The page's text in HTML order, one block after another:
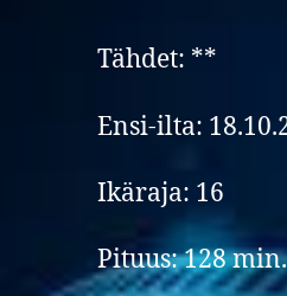
Tähdet: **
Ensi-ilta:
Ikäraja: 16
Pituus: 128